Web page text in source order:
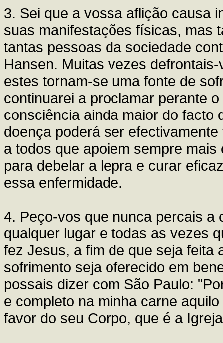
3. Sei que a vossa aflição causa
suas manifestações físicas, mas
tantas pessoas da sociedade
Hansen. Muitas vezes
estes tornam-se uma fonte de
continuarei a proclamar perante
consciência ainda maior do facto
doença poderá ser
a todos que apoiem sempre
para debelar a lepra e curar
essa enfermidade.
4. Peço-vos que nunca percais a
qualquer lugar e todas as vezes
fez Jesus, a fim de que seja feita
sofrimento seja oferecido em
possais dizer com São Paulo:
e completo na minha carne
favor do seu Corpo, que é a